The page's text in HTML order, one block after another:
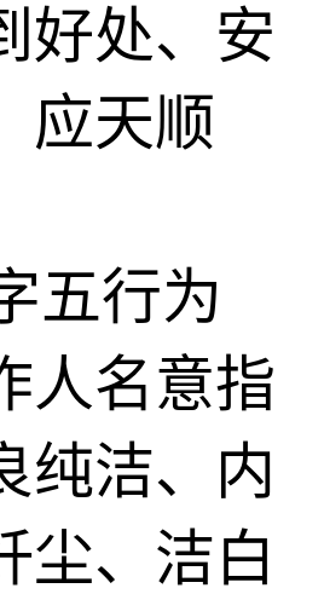
好处、安
应天顺
五行为
人名意指
纯洁、内
尘、洁白